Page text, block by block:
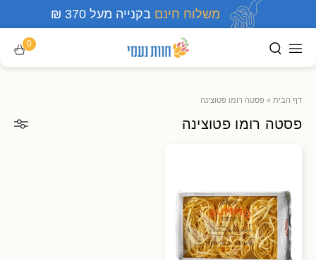
משלוח חינם בקנייה מעל 370 ₪
0
דף הבית » פסטה רומו פטוצינה
פסטה רומו פטוצינה